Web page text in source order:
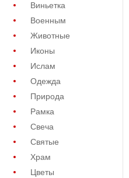
Виньетка
Военным
Животные
Иконы
Ислам
Одежда
Природа
Рамка
Свеча
Святые
Храм
Цветы